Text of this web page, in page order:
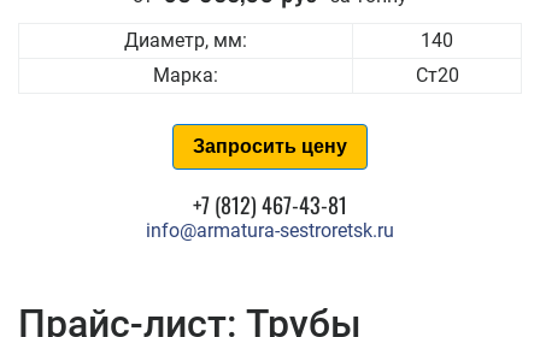
Диаметр, мм:
140
Марка:
Ст20
Запросить цену
+7 (812) 467-43-81
info@armatura-sestroretsk.ru
Прайс-лист: Трубы